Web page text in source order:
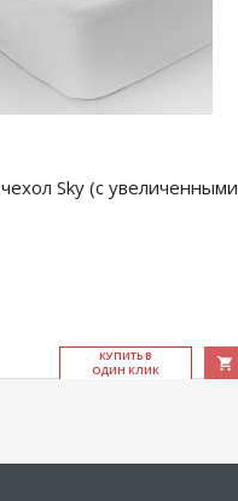
Sky (с увеличенными
КУ­ПИТЬ В
ОДИН КЛИК